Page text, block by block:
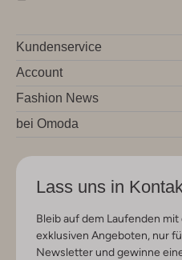
Kundenservice
Account
Fashion News
bei Omoda
Lass uns in
Bleib auf dem Laufenden
exklusiven Angeboten, nur
Newsletter und gewinne